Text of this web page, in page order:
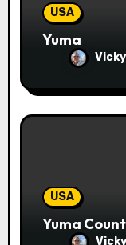
USA
Yuma
USA
Yuma